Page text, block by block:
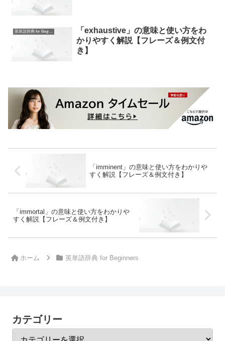
英単語辞典 for Beginners
「exhaustive」の意味と使い方をわ
かりやすく解説【フレーズ＆例文付
き】
「imminent」の意味と使い方をわかりや
すく解説【フレーズ＆例文付き】
「immortal」の意味と使い方をわかりや
すく解説【フレーズ＆例文付き】
ホーム 英単語辞典 for Beginners
カテゴリー